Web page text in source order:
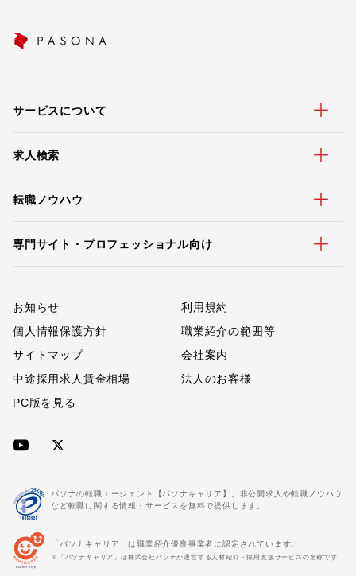
サービスについて
求人検索
転職ノウハウ
専門サイト・プロフェッショナル向け
お知らせ
利用規約
個人情報保護方針
職業紹介の範囲等
サイトマップ
会社案内
中途採用求人賃金相場
法人のお客様
PC版を見る
パソナの転職エージェント【パソナキャリア】。非公開求人や転職ノウハウ
など転職に関する情報・サービスを無料で提供します。
「パソナキャリア」は職業紹介優良事業者に認定されています。
※「パソナキャリア」は株式会社パソナが運営する人材紹介・採用支援サービスの名称です